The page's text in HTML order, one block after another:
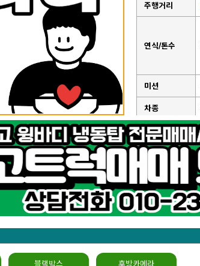
주행거리
연식/톤수
미션
차종
성능점검기록
부
블랙박스 후방카메라